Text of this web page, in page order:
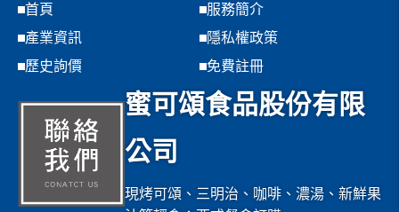
首頁
服務簡介
產業資訊
隱私權政策
歷史詢價
免費註冊
蜜可頌食品股份有限
公司
現烤可頌、三明治、咖啡、濃湯、新鮮果